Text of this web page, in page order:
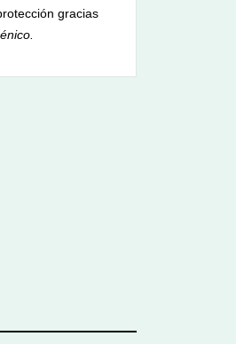
gracias